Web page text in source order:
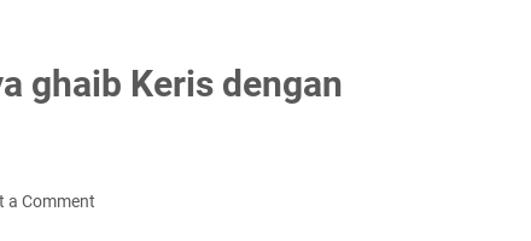
ghaib Keris dengan
a Comment